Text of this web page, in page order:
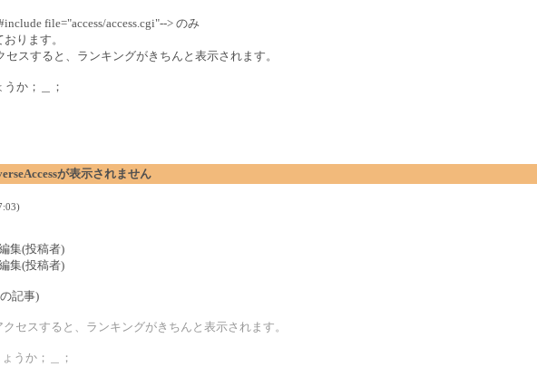
file="access/access.cgi"--> のみ
ります。
セスすると、ランキングがきちんと表示されます。
か；＿；
が表示されません
集(投稿者)
集(投稿者)
記事)
クセスすると、ランキングがきちんと表示されます。
うか；＿；